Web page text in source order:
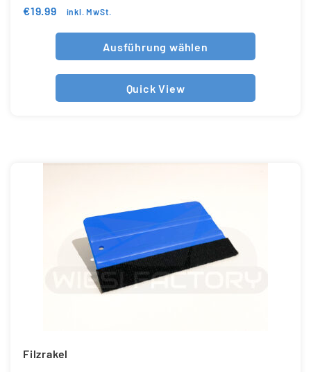
€19.99 inkl. MwSt.
Ausführung wählen
Quick View
Filzrakel